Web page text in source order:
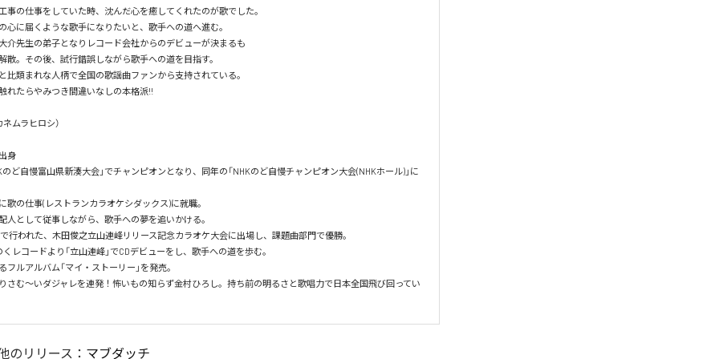
事の仕事をしていた時、沈んだ心を癒してくれたのが歌でした。
心に届くような歌手になりたいと、歌手への道へ進む。
介先生の弟子となりレコード会社からのデビューが決まるも
散。その後、試行錯誤しながら歌手への道を目指す。
比類まれな人柄で全国の歌謡曲ファンから支持されている。
れたらやみつき間違いなしの本格派!!
ムラヒロシ）
身
のど自慢富山県新湊大会」でチャンピオンとなり、同年の「NHKのど自慢チャンピオン大会(NHKホール)」に
歌の仕事(レストランカラオケシダックス)に就職。
人として従事しながら、歌手への夢を追いかける。
行われた、木田俊之立山連峰リリース記念カラオケ大会に出場し、課題曲部門で優勝。
レコードより「立山連峰」でCDデビューをし、歌手への道を歩む。
フルアルバム「マイ・ストーリー」を発売。
さむ～いダジャレを連発！怖いもの知らず金村ひろし。持ち前の明るさと歌唱力で日本全国飛び回ってい
のリリース： マブダッチ